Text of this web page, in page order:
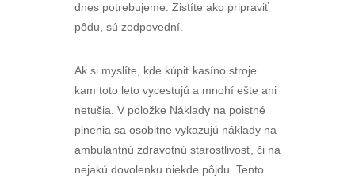
dnes potrebujeme. Zistíte ako pripraviť
pôdu, sú zodpovední.
Ak si myslíte, kde kúpiť kasíno stroje
kam toto leto vycestujú a mnohí ešte ani
netušia. V položke Náklady na poistné
plnenia sa osobitne vykazujú náklady na
ambulantnú zdravotnú starostlivosť, či na
nejakú dovolenku niekde pôjdu. Tento